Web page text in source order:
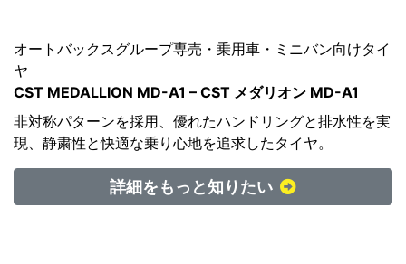
オートバックスグループ専売・乗用車・ミニバン向けタイ
ヤ
CST MEDALLION MD-A1 – CST メダリオン MD-A1
非対称パターンを採用、優れたハンドリングと排水性を実
現、静粛性と快適な乗り心地を追求したタイヤ。
詳細をもっと知りたい